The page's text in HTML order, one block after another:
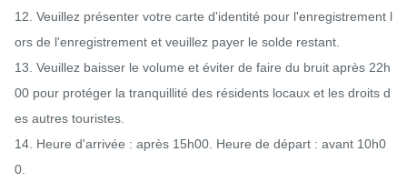
12. Veuillez présenter votre carte d'identité pour l'enregistrement l
ors de l'enregistrement et veuillez payer le solde restant.
13. Veuillez baisser le volume et éviter de faire du bruit après 22h
00 pour protéger la tranquillité des résidents locaux et les droits d
es autres touristes.
14. Heure d'arrivée : après 15h00. Heure de départ : avant 10h0
0.